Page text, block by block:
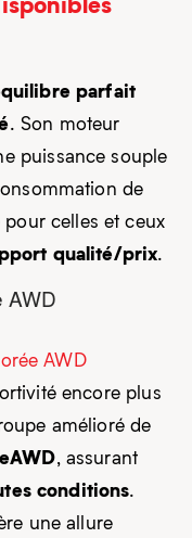
parfait
. Son moteur
puissance souple
de
pour celles et ceux
qualité/prix.
AWD
AWD
encore plus
amélioré de
, assurant
conditions.
une allure